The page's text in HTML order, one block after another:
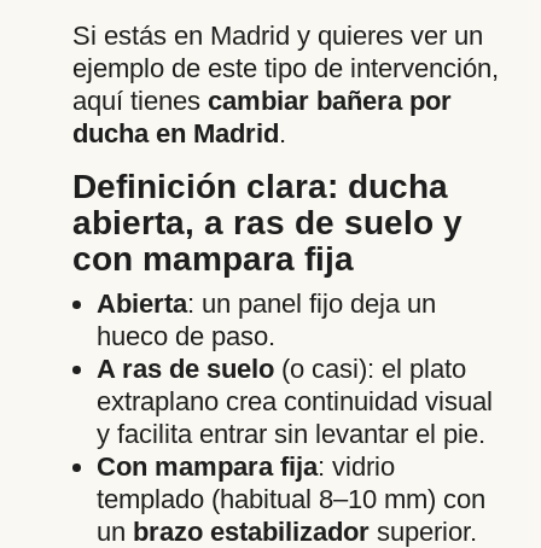
Si estás en Madrid y quieres ver un
ejemplo de este tipo de intervención,
aquí tienes cambiar bañera por
ducha en Madrid.
Definición clara: ducha
abierta, a ras de suelo y
con mampara fija
Abierta: un panel fijo deja un
hueco de paso.
A ras de suelo (o casi): el plato
extraplano crea continuidad visual
y facilita entrar sin levantar el pie.
Con mampara fija: vidrio
templado (habitual 8–10 mm) con
un brazo estabilizador superior.